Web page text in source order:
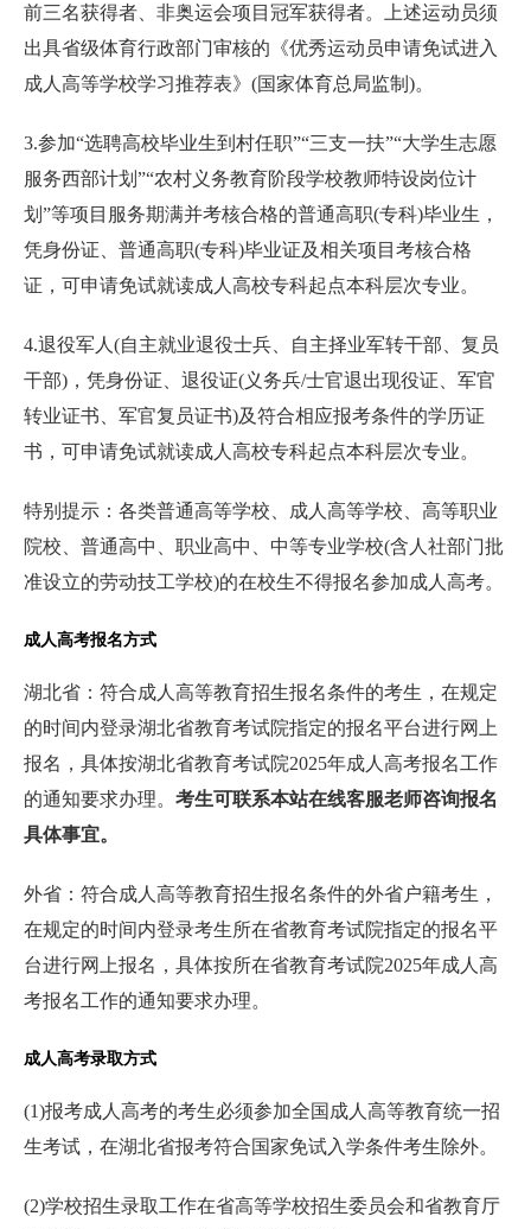
前三名获得者、非奥运会项目冠军获得者。上述运动员须
出具省级体育行政部门审核的《优秀运动员申请免试进入
成人高等学校学习推荐表》(国家体育总局监制)。
3.参加“选聘高校毕业生到村任职”“三支一扶”“大学生志愿
服务西部计划”“农村义务教育阶段学校教师特设岗位计
划”等项目服务期满并考核合格的普通高职(专科)毕业生，
凭身份证、普通高职(专科)毕业证及相关项目考核合格
证，可申请免试就读成人高校专科起点本科层次专业。
4.退役军人(自主就业退役士兵、自主择业军转干部、复员
干部)，凭身份证、退役证(义务兵/士官退出现役证、军官
转业证书、军官复员证书)及符合相应报考条件的学历证
书，可申请免试就读成人高校专科起点本科层次专业。
特别提示：各类普通高等学校、成人高等学校、高等职业
院校、普通高中、职业高中、中等专业学校(含人社部门批
准设立的劳动技工学校)的在校生不得报名参加成人高考。
成人高考报名方式
湖北省：符合成人高等教育招生报名条件的考生，在规定
的时间内登录湖北省教育考试院指定的报名平台进行网上
报名，具体按湖北省教育考试院2025年成人高考报名工作
的通知要求办理。 考生可联系本站在线客服老师咨询报名
具体事宜。
外省：符合成人高等教育招生报名条件的外省户籍考生，
在规定的时间内登录考生所在省教育考试院指定的报名平
台进行网上报名，具体按所在省教育考试院2025年成人高
考报名工作的通知要求办理。
成人高考录取方式
(1)报考成人高考的考生必须参加全国成人高等教育统一招
生考试，在湖北省报考符合国家免试入学条件考生除外。
(2)学校招生录取工作在省高等学校招生委员会和省教育厅